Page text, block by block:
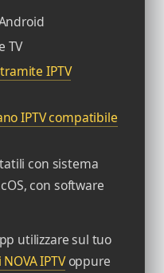
TV
IPTV
IPTV compatibile
con sistema
con software
utilizzare sul tuo
IPTVoppure